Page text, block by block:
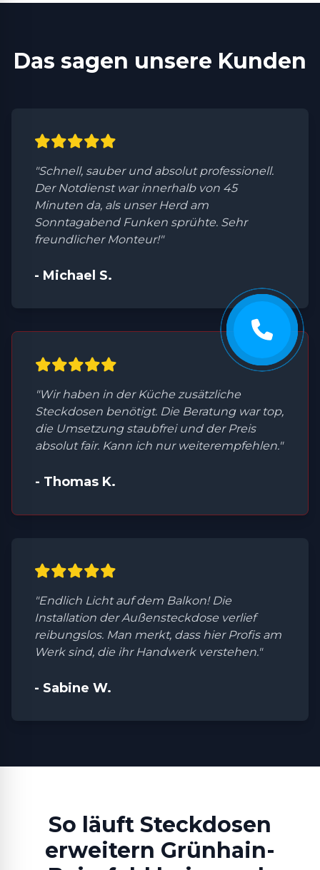
Das sagen unsere Kunden
"Schnell, sauber und absolut professionell.
Der Notdienst war innerhalb von 45
Minuten da, als unser Herd am
Sonntagabend Funken sprühte. Sehr
freundlicher Monteur!"
- Michael S.
"Wir haben in der Küche zusätzliche
Steckdosen benötigt. Die Beratung war top,
die Umsetzung staubfrei und der Preis
absolut fair. Kann ich nur weiterempfehlen."
- Thomas K.
"Endlich Licht auf dem Balkon! Die
Installation der Außensteckdose verlief
reibungslos. Man merkt, dass hier Profis am
Werk sind, die ihr Handwerk verstehen."
- Sabine W.
So läuft Steckdosen
erweitern Grünhain-